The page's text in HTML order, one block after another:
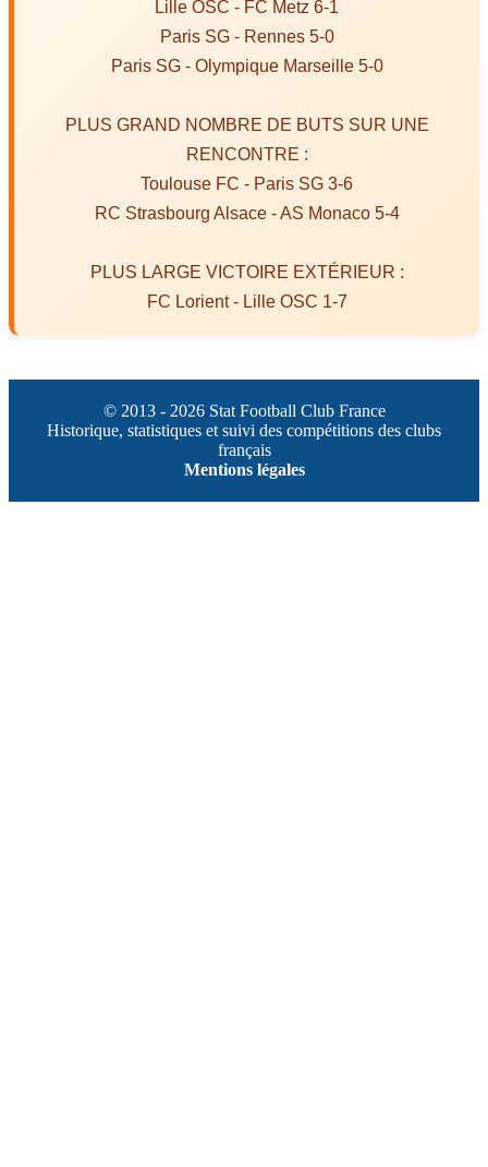
Lille OSC - FC Metz 6-1
Paris SG - Rennes 5-0
Paris SG - Olympique Marseille 5-0
PLUS GRAND NOMBRE DE BUTS SUR UNE
RENCONTRE :
Toulouse FC - Paris SG 3-6
RC Strasbourg Alsace - AS Monaco 5-4
PLUS LARGE VICTOIRE EXTÉRIEUR :
FC Lorient - Lille OSC 1-7
© 2013 - 2026 Stat Football Club France
Historique, statistiques et suivi des compétitions des clubs
français
Mentions légales